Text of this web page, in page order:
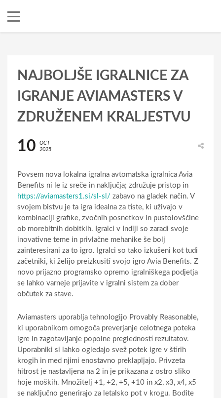
NAJBOLJŠE IGRALNICE ZA
IGRANJE AVIAMASTERS V
ZDRUŽENEM KRALJESTVU
10
OCT
2025
Povsem nova lokalna igralna avtomatska igralnica Avia
Benefits ni le iz sreče in naključja; združuje pristop in
https://aviamasters1.si/sl-sl/ zabavo na gladek način. V
svojem bistvu je ta igra idealna za tiste, ki uživajo v
kombinaciji grafike, zvočnih posnetkov in pustolovščine
ob morebitnih dobitkih. Igralci v Indiji so zaradi svoje
inovativne teme in privlačne mehanike še bolj
zainteresirani za to igro.
Igralci so tako izkušeni kot tudi
začetniki, ki želijo preizkusiti svojo igro Avia Benefits. Z
novo prijazno programsko opremo igralniškega podjetja
se lahko varneje prijavite v igralni sistem za dober
občutek za stave.
Aviamasters uporablja tehnologijo Provably Reasonable,
ki uporabnikom omogoča preverjanje celotnega poteka
igre in zagotavljanje popolne preglednosti rezultatov.
Uporabniki si lahko ogledajo svež potek igre v štirih
krogih in med njimi enostavno preklapljajo. Privzeta
hitrost je nastavljena na 2 in je prikazana z ostro sliko
hoje moških. Množitelj +1, +2, +5, +10 in x2, x3, x4, x5
se naključno generirajo za letalsko pot v krogu. Bodite